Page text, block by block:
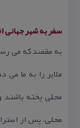
سفر به شهر جهانی
به مقصد كه می
ملایر را به ما
محلی پخته باشند
محلی، پس از